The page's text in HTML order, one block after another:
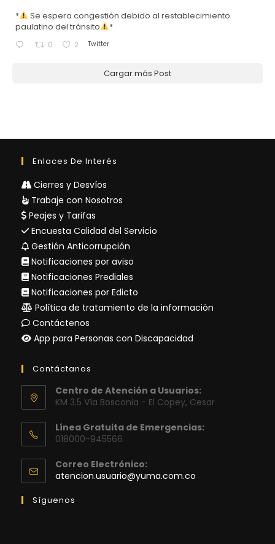
*
Se espera congestión debido al restablecimiento
paulatino del tránsito
*
0 2 Twitter
Cargar más Post
Enlaces De Interés
Cierres y Desvíos
Trabaje con Nosotros
Peajes y Tarifas
Encuesta Calidad del Servicio
Gestión Anticorrupción
Notificaciones por aviso
Notificaciones Prediales
Notificaciones por Edicto
Política de tratamiento de la información
Contáctenos
App para Personas con Discapacidad
Contáctanos
Centro de Atención a Usuarios:
KM 3.5 Vía Bosconia - El Copey, Cesar
Línea Gratuita de Emergencias:
018000-945566
Correo Electrónico:
atencion.usuario@yuma.com.co
Síguenos